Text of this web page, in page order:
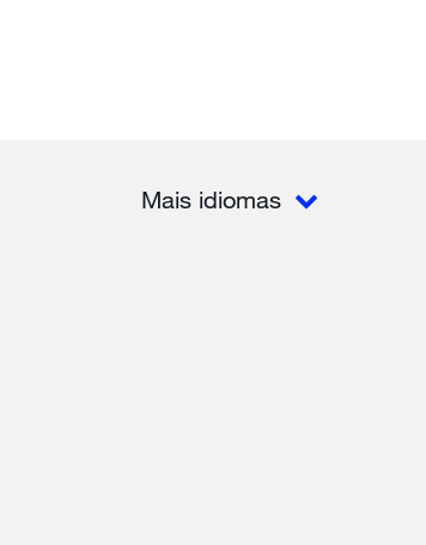
Mais idiomas